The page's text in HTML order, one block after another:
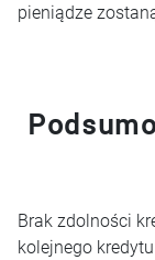
pieniądze
Brak zdolności
kolejnego